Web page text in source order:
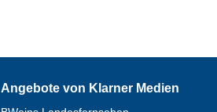
Angebote von Klarner Medien